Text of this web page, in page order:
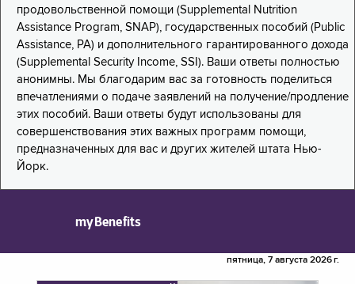
продовольственной помощи (Supplemental Nutrition
Assistance Program, SNAP), государственных пособий (Public
Assistance, PA) и дополнительного гарантированного дохода
(Supplemental Security Income, SSI). Ваши ответы полностью
анонимны. Мы благодарим вас за готовность поделиться
впечатлениями о подаче заявлений на получение/продление
этих пособий. Ваши ответы будут использованы для
совершенствования этих важных программ помощи,
предназначенных для вас и других жителей штата Нью-
Йорк.
myBenefits
пятница, 7 августа 2026 г.